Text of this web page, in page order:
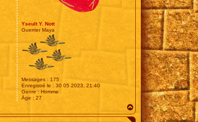
Yseult Y. Nott
Guerrier Maya
Messages : 175
Enregistré le : 30 05 2023, 21:40
Genre : Homme
Âge : 27
a